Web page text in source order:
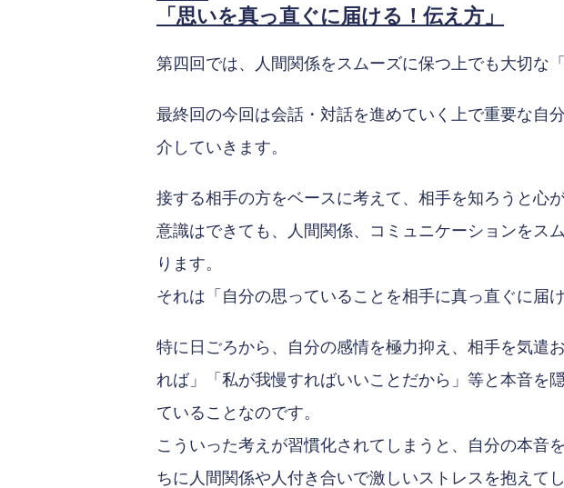
「思いを真っ直ぐに届ける！伝え方」
第四回では、人間関係をスムーズに保つ上でも大切な
最終回の今回は会話・対話を進めていく上で重要な自
介していきます。
接する相手の方をベースに考えて、相手を知ろうと心
意識はできても、人間関係、コミュニケーションをス
ります。
それは「自分の思っていることを相手に真っ直ぐに届
特に日ごろから、自分の感情を極力抑え、相手を気遣
れば」「私が我慢すればいいことだから」等と本音を
ていることなのです。
こういった考えが習慣化されてしまうと、自分の本音
ちに人間関係や人付き合いで激しいストレスを抱えて